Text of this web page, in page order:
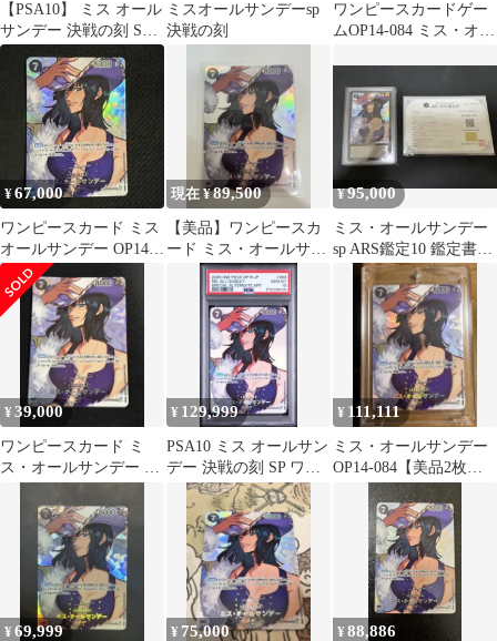
【PSA10】 ミス オール
サンデー 決戦の刻 SP
ワンピースカード
ミスオールサンデーsp
決戦の刻
ワンピースカードゲー
ムOP14-084 ミス・オー
¥67,000
ワンピースカード ミス
オールサンデー OP14-
084 SP 決戦の刻
現在 ¥89,500
【美品】ワンピースカ
ード ミス・オールサン
デー SP パラレル 決戦
¥95,000
ミス・オールサンデー
sp ARS鑑定10 鑑定書付
¥39,000
ワンピースカード ミ
ス・オールサンデー SP
¥ 129,999
PSA10 ミス オールサン
デー 決戦の刻 SP ワン
ピースカード
¥ 111,111
ミス・オールサンデー
OP14-084【美品2枚】
セット
¥69,999 ¥ 75,000 ¥88,886